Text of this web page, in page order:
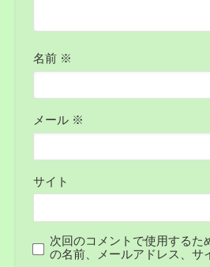
名前 ※
メール ※
サイト
次回のコメントで使用するた
の名前、メールアドレス、サ